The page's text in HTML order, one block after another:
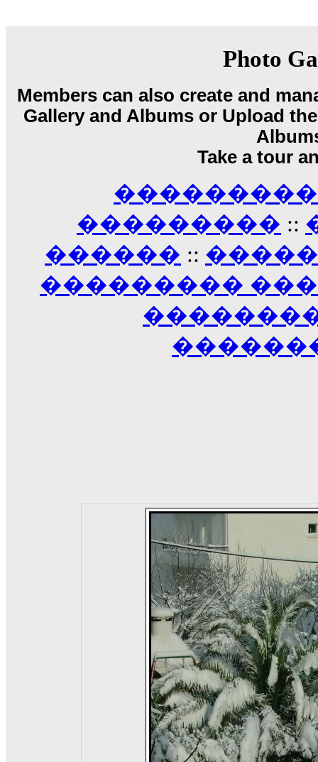
Echo, ���� �� ������� ��
������ �� �����.. "������" ���
15:33
��������� ����, ���������
����� ��������� ��
������! ��� ������ �� �����...
������� ���� ���� ������;
Photo
Members can also create and
Gallery and Albums or Upload
Take a tour
���������
��������� ::
������ ::
���������